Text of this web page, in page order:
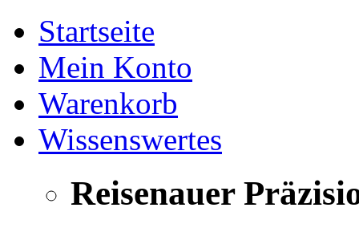
Startseite
Mein Konto
Warenkorb
Wissenswertes
Reisenauer